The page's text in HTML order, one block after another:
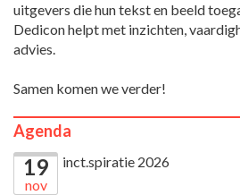
uitgevers die hun tekst en beeld
Dedicon helpt met inzichten,
advies.
Samen komen we verder!
Agenda
19
nov
inct.spiratie 2026